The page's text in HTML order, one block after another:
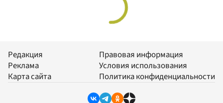
Редакция
Реклама
Карта сайта
Правовая информация
Условия использования
Политика конфиденциальности